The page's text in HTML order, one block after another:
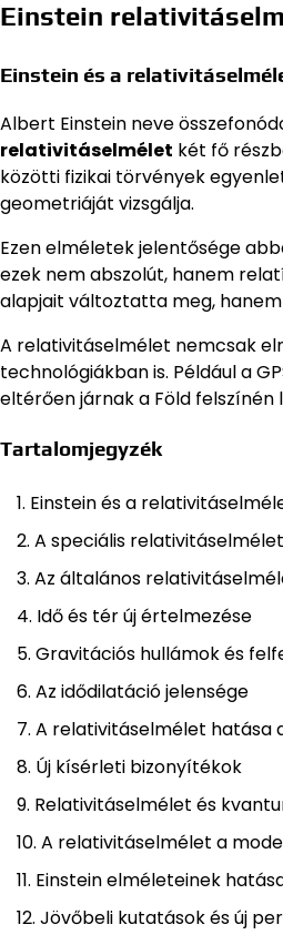
Einstein
Einstein és a
Albert Einstein neve
relativitáselmélet két fő
közötti fizikai törvények
geometriáját vizsgálja.
Ezen elméletek jelentősége
ezek nem abszolút, hanem
alapjait változtatta meg,
A relativitáselmélet nemcsak
technológiákban is. Például a
eltérően járnak a Föld felszínén
Tartalomjegyzék
Einstein és a
A speciális
Az általános
Idő és tér új értelmezése
Gravitációs hullámok és
Az idődilatáció jelensége
A relativitáselmélet hatása
Új kísérleti bizonyítékok
Relativitáselmélet és
A relativitáselmélet a
Einstein elméleteinek
Jövőbeli kutatások és új